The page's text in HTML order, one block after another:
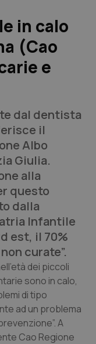
in calo
(Cao
e
dal dentista
il
Albo
Giulia.
alla
questo
dalla
Infantile
est, il 70%
curate”.
dei piccoli
sono in calo,
di tipo
ad un problema
A
Cao Regione